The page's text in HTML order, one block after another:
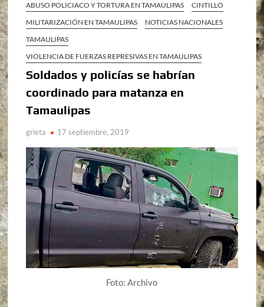
ABUSO POLICIACO Y TORTURA EN TAMAULIPAS
CINTILLO
MILITARIZACIÓN EN TAMAULIPAS
NOTICIAS NACIONALES
TAMAULIPAS
VIOLENCIA DE FUERZAS REPRESIVAS EN TAMAULIPAS
Soldados y policías se habrían
coordinado para matanza en
Tamaulipas
grieta 17 septiembre, 2019
Foto: Archivo